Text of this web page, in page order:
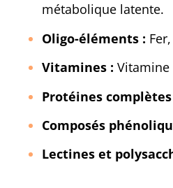
métabolique latente.
Oligo-éléments :
Vitamines : Vitamine
Protéines complètes
Composés
Lectines et